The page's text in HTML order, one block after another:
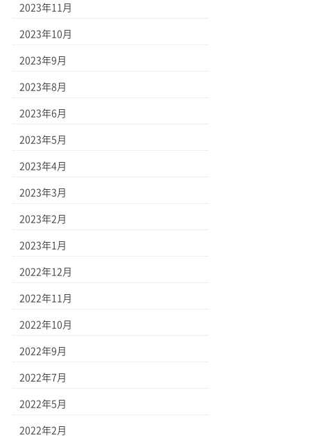
2023年11月
2023年10月
2023年9月
2023年8月
2023年6月
2023年5月
2023年4月
2023年3月
2023年2月
2023年1月
2022年12月
2022年11月
2022年10月
2022年9月
2022年7月
2022年5月
2022年2月